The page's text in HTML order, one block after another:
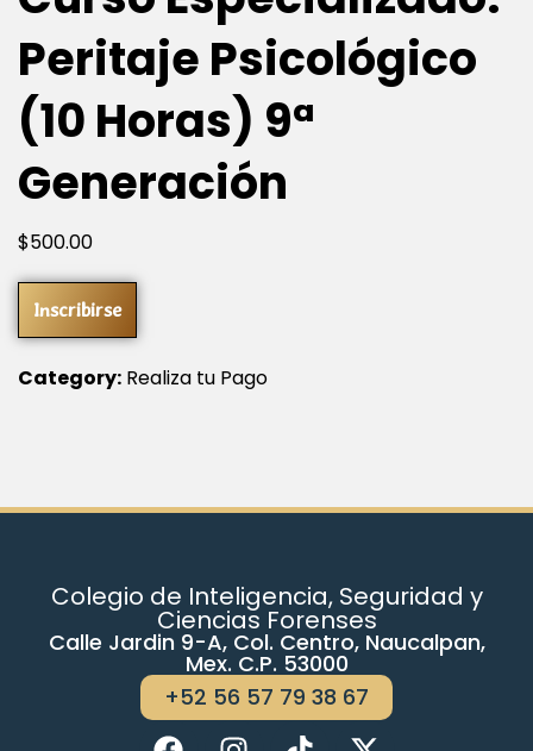
Peritaje Psicológico
(10 Horas) 9ª
Generación
$500.00
Inscribirse
Category: Realiza tu Pago
Colegio de Inteligencia, Seguridad y
Ciencias Forenses
Calle Jardin 9-A, Col. Centro, Naucalpan,
Mex. C.P. 53000
+52 56 57 79 38 67